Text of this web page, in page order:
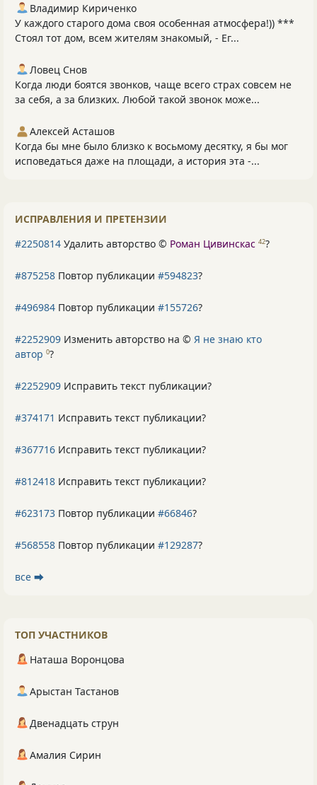
Владимир Кириченко
У каждого старого дома своя особенная атмосфера!)) ***
Стоял тот дом, всем жителям знакомый, - Ег...
Ловец Снов
Когда люди боятся звонков, чаще всего страх совсем не
за себя, а за близких. Любой такой звонок може...
Алексей Асташов
Когда бы мне было близко к восьмому десятку, я бы мог
исповедаться даже на площади, а история эта -...
ИСПРАВЛЕНИЯ И ПРЕТЕНЗИИ
#2250814 Удалить авторство © Роман Цивинскас 42?
#875258 Повтор публикации #594823?
#496984 Повтор публикации #155726?
#2252909 Изменить авторство на © Я не знаю кто
автор 0?
#2252909 Исправить текст публикации?
#374171 Исправить текст публикации?
#367716 Исправить текст публикации?
#812418 Исправить текст публикации?
#623173 Повтор публикации #66846?
#568558 Повтор публикации #129287?
все ⮕
ТОП УЧАСТНИКОВ
Наташа Воронцова
Арыстан Тастанов
Двенадцать струн
Амалия Сирин